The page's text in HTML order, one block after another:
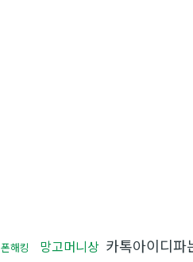
폰해킹 망고머니상 카톡아이디파